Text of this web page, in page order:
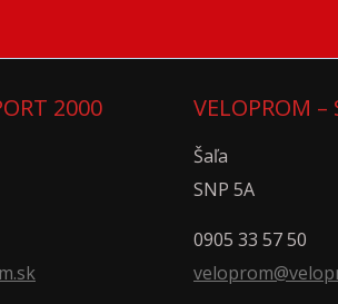
2000 VELOPROM –
Šaľa
SNP 5A
0905 33 57 50